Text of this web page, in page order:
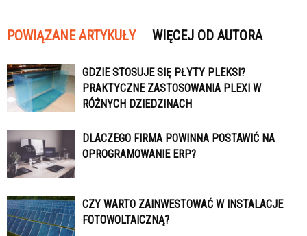
POWIĄZANE ARTYKUŁY WIĘCEJ OD AUTORA
GDZIE STOSUJE SIĘ PŁYTY PLEKSI?
PRAKTYCZNE ZASTOSOWANIA PLEXI W
RÓŻNYCH DZIEDZINACH
DLACZEGO FIRMA POWINNA POSTAWIĆ NA
OPROGRAMOWANIE ERP?
CZY WARTO ZAINWESTOWAĆ W INSTALACJE
FOTOWOLTAICZNĄ?